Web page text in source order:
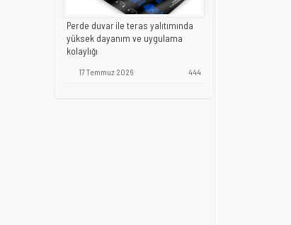
Perde duvar ile teras yalıtımında
yüksek dayanım ve uygulama
kolaylığı
17 Temmuz 2026 444